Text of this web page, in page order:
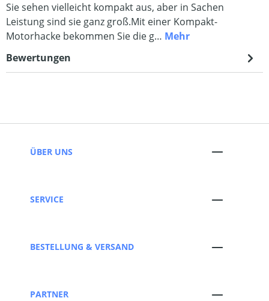
Sie sehen vielleicht kompakt aus, aber in Sachen
Leistung sind sie ganz groß.Mit einer Kompakt-
Motorhacke bekommen Sie die g… Mehr
Bewertungen
ÜBER UNS
SERVICE
BESTELLUNG & VERSAND
PARTNER